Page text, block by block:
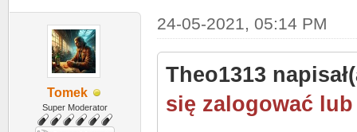
Tomek
Super Moderator
24-05-2021, 05:14 PM
Theo1313
się zalogować